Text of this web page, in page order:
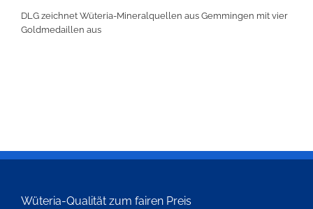
DLG zeichnet Wüteria-Mineralquellen aus Gemmingen mit vier
Goldmedaillen aus
Wüteria-Qualität zum fairen Preis